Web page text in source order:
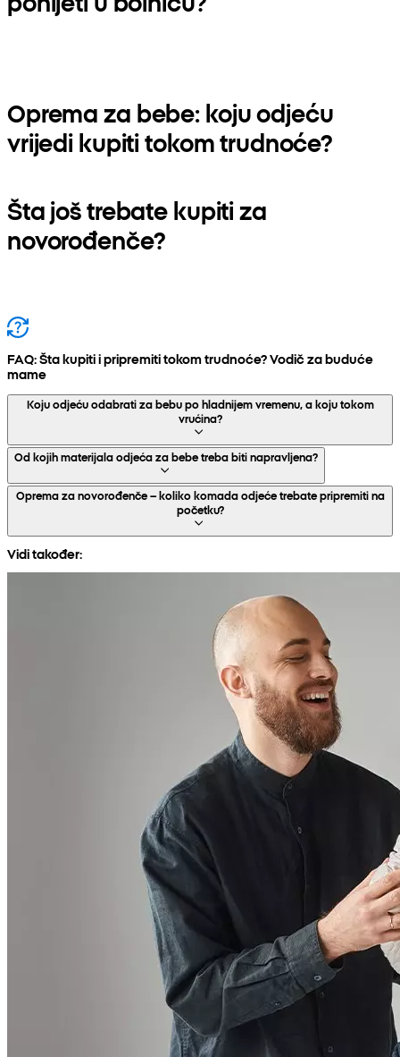
Oprema za bebe: koju odjeću
vrijedi kupiti tokom trudnoće?
Šta još trebate kupiti za
novorođenče?
FAQ: Šta kupiti i pripremiti tokom trudnoće? Vodič za buduće
mame
Koju odjeću odabrati za bebu po hladnijem vremenu, a koju tokom
vrućina?
Od kojih materijala odjeća za bebe treba biti napravljena?
Oprema za novorođenče – koliko komada odjeće trebate pripremiti na
početku?
Vidi također: